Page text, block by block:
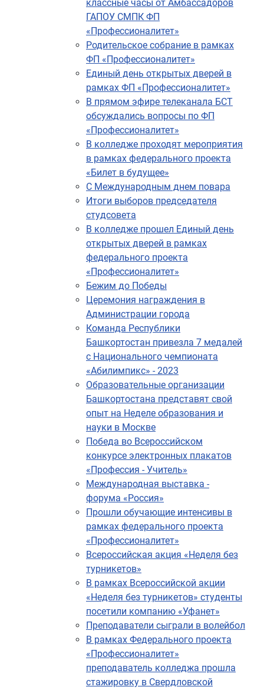
классные часы от Амбассадоров
ГАПОУ СМПК ФП
«Профессионалитет»
Родительское собрание в рамках
ФП «Профессионалитет»
Единый день открытых дверей в
рамках ФП «Профессионалитет»
В прямом эфире телеканала БСТ
обсуждались вопросы по ФП
«Профессионалитет»
В колледже проходят мероприятия
в рамках федерального проекта
«Билет в будущее»
С Международным днем повара
Итоги выборов председателя
студсовета
В колледже прошел Единый день
открытых дверей в рамках
федерального проекта
«Профессионалитет»
Бежим до Победы
Церемония награждения в
Администрации города
Команда Республики
Башкортостан привезла 7 медалей
с Национального чемпионата
«Абилимпикс» - 2023
Образовательные организации
Башкортостана представят свой
опыт на Неделе образования и
науки в Москве
Победа во Всероссийском
конкурсе электронных плакатов
«Профессия - Учитель»
Международная выставка -
форума «Россия»
Прошли обучающие интенсивы в
рамках федерального проекта
«Профессионалитет»
Всероссийская акция «Неделя без
турникетов»
В рамках Всероссийской акции
«Неделя без турникетов» студенты
посетили компанию «Уфанет»
Преподаватели сыграли в волейбол
В рамках Федерального проекта
«Профессионалитет»
преподаватель колледжа прошла
стажировку в Свердловской